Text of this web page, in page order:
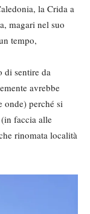
la Crida a
magari nel suo
tempo,
di sentire da
avrebbe
onde) perché si
faccia alle
rinomata località